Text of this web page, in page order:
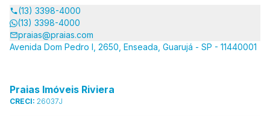
(13) 3398-4000
(13) 3398-4000
praias@praias.com
Avenida Dom Pedro I, 2650, Enseada, Guarujá - SP - 11440001
Praias Imóveis Riviera
CRECI: 26037J